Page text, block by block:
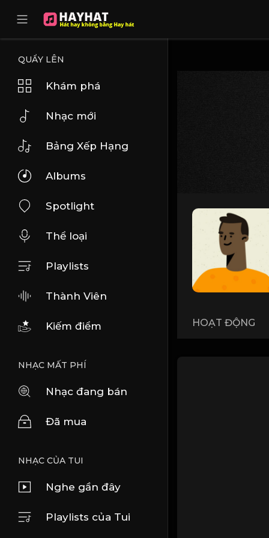
QUẨY LÊN
Khám phá
Nhạc mới
Bảng Xếp Hạng
Albums
Spotlight
Thể loại
Playlists
Thành Viên
Kiếm điểm
NHẠC MẤT PHÍ
Nhạc đang bán
Đã mua
NHẠC CỦA TUI
Nghe gần đây
Playlists của Tui
HOẠT ĐỘNG